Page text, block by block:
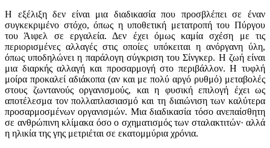
Η εξέλιξη δεν είναι μια διαδικασία που προσβλέπει σε έναν
συγκεκριμένο στόχο, όπως η υποθετική μετατροπή του Πύργου
του Άιφελ σε εργαλεία. Δεν έχει όμως καμία σχέση με τις
περιορισμένες αλλαγές στις οποίες υπόκειται η ανόργανη ύλη,
όπως υποδηλώνει η παράλογη σύγκριση του Σίνγκερ. Η ζωή είναι
μια διαρκής αλλαγή και προσαρμογή στο περιβάλλον. Η τυφλή
μοίρα προκαλεί αδιάκοπα (αν και με πολύ αργό ρυθμό) μεταβολές
στους ζωντανούς οργανισμούς, και η φυσική επιλογή έχει ως
αποτέλεσμα τον πολλαπλασιασμό και τη διαιώνιση των καλύτερα
προσαρμοσμένων οργανισμών. Μια διαδικασία τόσο ανεπαίσθητη
σε ανθρώπινη κλίμακα όσο ο σχηματισμός των σταλακτιτών· αλλά
η ηλικία της γης μετριέται σε εκατομμύρια χρόνια.